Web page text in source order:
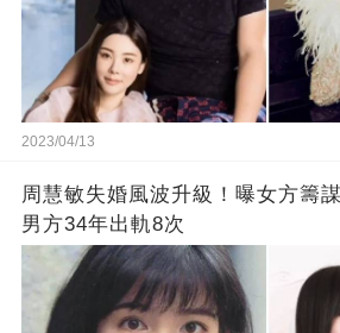
2023/04/13
周慧敏失婚風波升級！曝女方籌
男方34年出軌8次